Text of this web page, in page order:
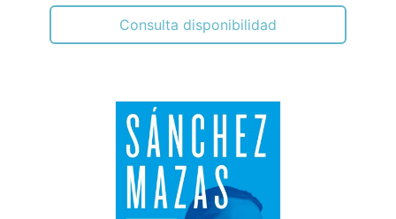
Consulta disponibilidad